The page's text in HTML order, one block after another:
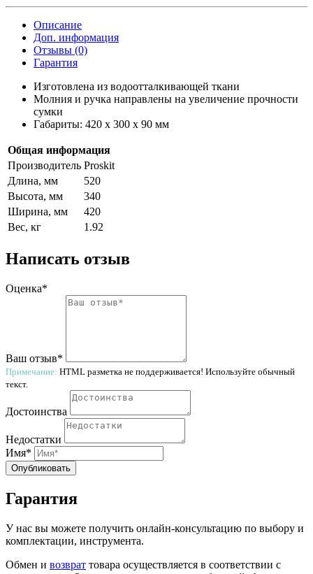
Описание
Доп. информация
Отзывы (0)
Гарантия
Изготовлена из водоотталкивающей ткани
Молния и ручка направлены на увеличение прочности
сумки
Габариты: 420 x 300 x 90 мм
Общая информация
Производитель Proskit
Длина, мм
520
Высота, мм
340
Ширина, мм
420
Вес, кг
1.92
Написать отзыв
Оценка*
Ваш отзыв*
Примечание: HTML разметка не поддерживается! Используйте обычный
текст.
Достоинства
Недостатки
Имя*
Опубликовать
Гарантия
У нас вы можете получить онлайн-консультацию по выбору и
комплектации, инструмента.
Обмен и возврат товара осуществляется в соответствии с